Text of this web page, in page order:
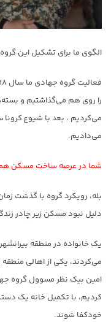
الگوی ما برای تشکیل این
را روی هم می‌گذاشتیم و
می‌کردیم ، بعد با شیوع
می‌دادیم.
شما در عرصه ساخت مسکن هم
بله، رویکرد گروه با گذشت
دلیل نبود مسکن زیر چادر
یک خانواده در منطقه
می‌کردند، یکی از اهالی منطقه
امین بیک نظر مسوول گروه
کردیم، با تکمیل خانه یک
خودکفا شوند.